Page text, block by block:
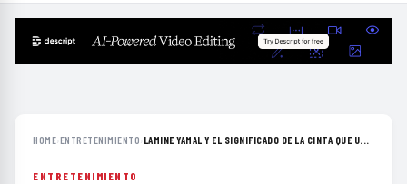
HOME›ENTRETENIMIENTO› LAMINE YAMAL Y EL SIGNIFICADO DE LA CINTA QUE U...
ENTRETENIMIENTO